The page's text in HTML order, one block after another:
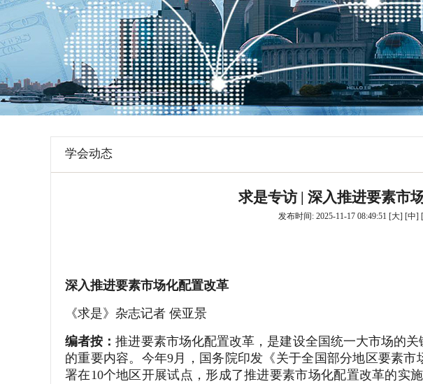
组织机构
法律顾问
学会章程
会员动态
地方动态
产业发展
创新高技术产业运
行
贸易与流通
政
学会动态
求是专访 | 深入推进要素市
发布时间: 2025-11-17 08:49:51 [大] [中]
深入推进要素市场化配置改革
《求是》杂志记者 侯亚景
编者按：推进要素市场化配置改革，是建设全国统一大市场的
的重要内容。今年9月，国务院印发《关于全国部分地区要素
署在10个地区开展试点，形成了推进要素市场化配置改革的实